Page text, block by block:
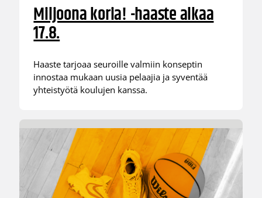
Miljoona koria! -haaste alkaa
17.8.
Haaste tarjoaa seuroille valmiin konseptin
innostaa mukaan uusia pelaajia ja syventää
yhteistyötä koulujen kanssa.